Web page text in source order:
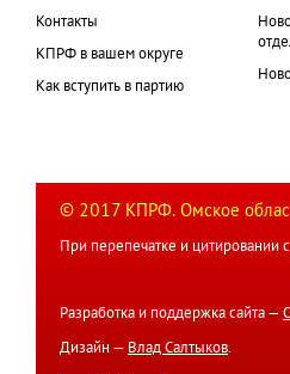
Контакты
КПРФ в вашем округе
Как вступить в партию
© 2017 КПРФ. Омское
При перепечатке и цитировании
Разработка и поддержка сайта —
Дизайн — Влад Салтыков.